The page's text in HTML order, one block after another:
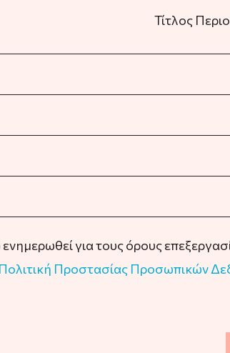
Τίτλος
για τους όρους
Πολιτική Προστασίας Προσωπικών